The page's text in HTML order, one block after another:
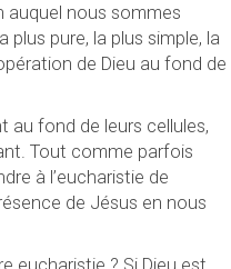
auquel nous sommes
plus pure, la plus simple, la
de Dieu au fond de
au fond de leurs cellules,
Tout comme parfois
à l’eucharistie de
de Jésus en nous